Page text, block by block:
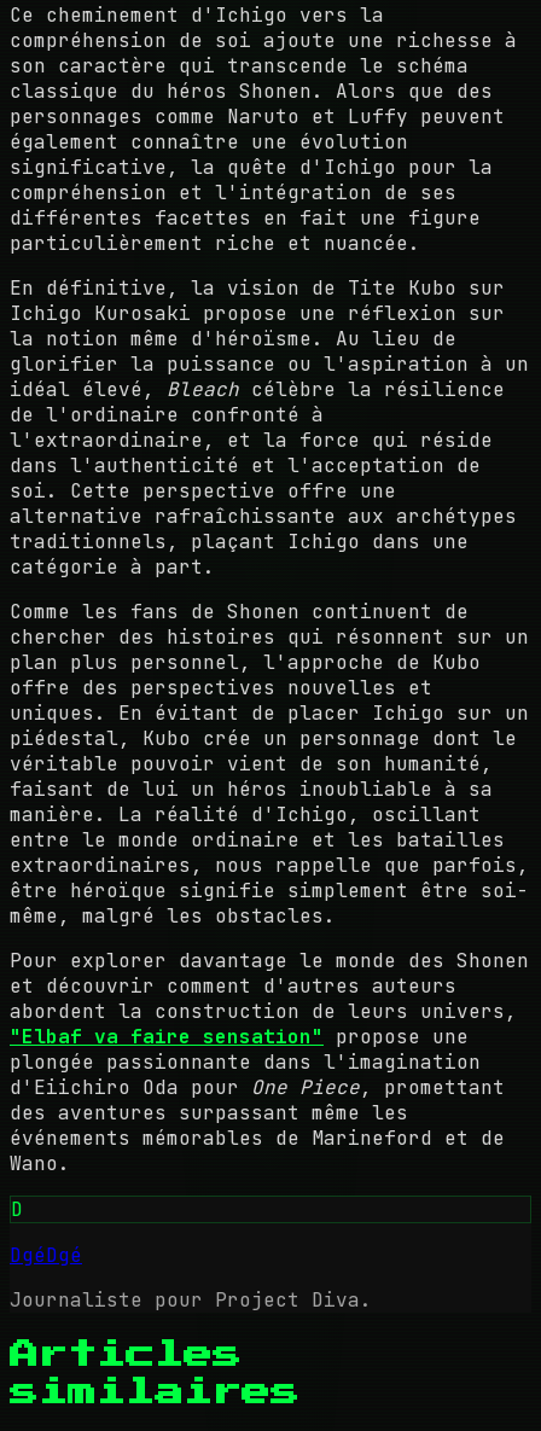
Ce cheminement d'Ichigo vers la
compréhension de soi ajoute une richesse à
son caractère qui transcende le schéma
classique du héros Shonen. Alors que des
personnages comme Naruto et Luffy peuvent
également connaître une évolution
significative, la quête d'Ichigo pour la
compréhension et l'intégration de ses
différentes facettes en fait une figure
particulièrement riche et nuancée.
En définitive, la vision de Tite Kubo sur
Ichigo Kurosaki propose une réflexion sur
la notion même d'héroïsme. Au lieu de
glorifier la puissance ou l'aspiration à un
idéal élevé, Bleach célèbre la résilience
de l'ordinaire confronté à
l'extraordinaire, et la force qui réside
dans l'authenticité et l'acceptation de
soi. Cette perspective offre une
alternative rafraîchissante aux archétypes
traditionnels, plaçant Ichigo dans une
catégorie à part.
Comme les fans de Shonen continuent de
chercher des histoires qui résonnent sur un
plan plus personnel, l'approche de Kubo
offre des perspectives nouvelles et
uniques. En évitant de placer Ichigo sur un
piédestal, Kubo crée un personnage dont le
véritable pouvoir vient de son humanité,
faisant de lui un héros inoubliable à sa
manière. La réalité d'Ichigo, oscillant
entre le monde ordinaire et les batailles
extraordinaires, nous rappelle que parfois,
être héroïque signifie simplement être soi-
même, malgré les obstacles.
Pour explorer davantage le monde des Shonen
et découvrir comment d'autres auteurs
abordent la construction de leurs univers,
"Elbaf va faire sensation"
propose une
plongée passionnante dans l'imagination
d'Eiichiro Oda pour One Piece, promettant
des aventures surpassant même les
événements mémorables de Marineford et de
Wano.
D
DgéDgé
Journaliste pour Project Diva.
Articles
similaires